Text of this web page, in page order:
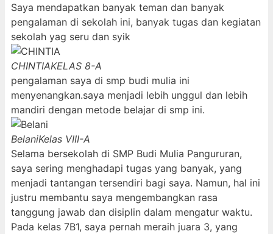
Saya mendapatkan banyak teman dan banyak
pengalaman di sekolah ini, banyak tugas dan kegiatan
sekolah yag seru dan syik
CHINTIAKELAS 8-A
pengalaman saya di smp budi mulia ini
menyenangkan.saya menjadi lebih unggul dan lebih
mandiri dengan metode belajar di smp ini.
BelaniKelas VIII-A
Selama bersekolah di SMP Budi Mulia Pangururan,
saya sering menghadapi tugas yang banyak, yang
menjadi tantangan tersendiri bagi saya. Namun, hal ini
justru membantu saya mengembangkan rasa
tanggung jawab dan disiplin dalam mengatur waktu.
Pada kelas 7B1, saya pernah meraih juara 3, yang